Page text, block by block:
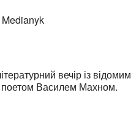
вечір із відомим
поетом Василем Махном.